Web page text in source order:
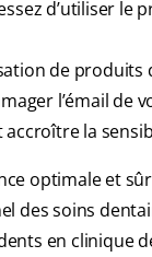
d’utiliser le
de produits
l’émail de
accroître la
optimale et
des soins
en clinique